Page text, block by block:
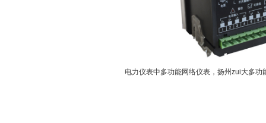
电力仪表中多功能网络仪表，扬州zui大多